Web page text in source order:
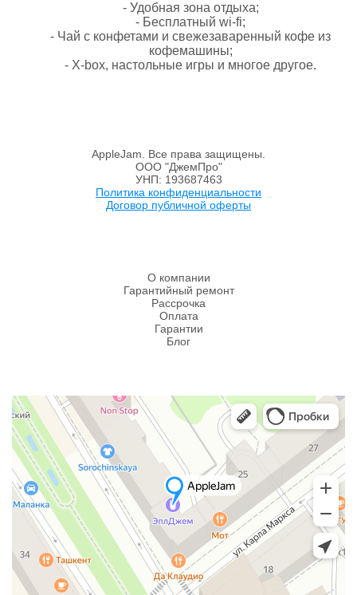
- Удобная зона отдыха;
- Бесплатный wi-fi;
- Чай с конфетами и свежезаваренный кофе из
кофемашины;
- X-box, настольные игры и многое другое.
AppleJam. Все права защищены.
ООО "ДжемПро"
УНП: 193687463
Политика конфиденциальности
Договор публичной оферты
О компании
Гарантийный ремонт
Рассрочка
Оплата
Гарантии
Блог